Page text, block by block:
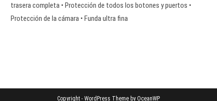
trasera completa • Protección de todos los botones y puertos •
Protección de la cámara • Funda ultra fina
Copyright - WordPress Theme by OceanWP